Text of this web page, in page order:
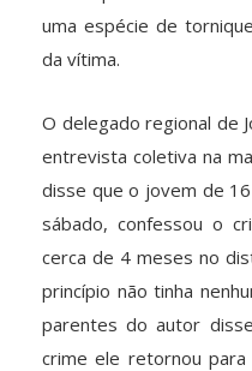
uma espécie de
da vítima.
O delegado regional de
entrevista coletiva na
disse que o jovem de
sábado, confessou o
cerca de 4 meses no
princípio não tinha
parentes do autor
crime ele retornou